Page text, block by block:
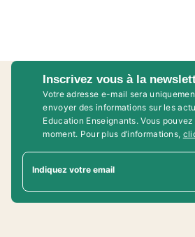
Inscrivez vous à la
Votre adresse e-mail sera
envoyer des informations sur les
Education Enseignants. Vous
moment. Pour plus d’informations,
Indiquez votre email